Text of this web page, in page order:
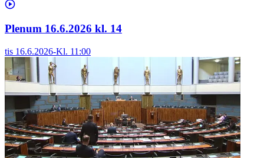
Plenum 16.6.2026 kl. 14
tis 16.6.2026-Kl. 11:00